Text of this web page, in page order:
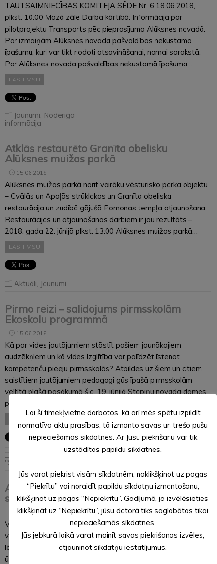
TAUTSAIMNIECĪBAS KOMITEJA SĒDE Nr. 6 18.06.2018,
plkst. 10:00 Mazā zāle Darba kārtībā: Informācija par
pilotprojektu Transports pēc pieprasījuma Alūksnes novadā.
Par izmaiņām Alūksnes novada pašvaldības nekustamo
īpašumu, kuri var tikt nodoti atsavināšanai, nomai sarakstā.
Par Alūksnes novada pašvaldības nekustamā īpašuma…
LASĪT VISU
Jaunumi Noderīga
informācija
Atklās restaurēto Granīta obelisku
Alūksnes muižas parkā
15.06.2018
Alūksnes muižas parkā norit vairāku vēsturisko parka objektu
– Ovālās un Apaļās strūklakas un Granīta obeliska
restaurācija un zudībā gājušā Pomonas tempļa atjaunošana.
Restaurācijas un atjaunošanas darbiem ir jau rezultāts –
2018. gada 22. jūnijā plkst. 13:00 Alūksnes muižas parkā…
LASĪT VISU
Aktuāli Jaunumi
Pirmo reizi – salidojums pirmsskolām
Ekoskolu programmā
15.06.2018
Kā par vides jautājumiem stāstīt pašiem jaunākajiem
audzēkņiem un kā vides izglītība var palīdzēt īstenot
kompetenču pieeju pirmsskolās? Atbildes uz šiem un citiem
saistītiem jautājumiem pedagogi gūs īpašā pirmsskolām
veltītā plašā pasākumā š.g. 19. jūnijā Stopiņu novada domes
pirmsskolas izglītības…
Uzzini kas notiek
"Sprīdītī"
Alūksnes muzejs aicina uz Saulgriežu
saules saukšanu
14.06.2018
Vasaras saulgrieži ir īpašs laiks, kad cilvēks un daba saplūst
vienotā veselumā, kad ikviens zāles stiebriņš, ikviena ūdens
lāse ir spēcinošas saules enerģijas un dzīvības pilni. Saules,
ūdens un dabas enerģija spēj attīrīt, un ne tikai ārēji, bet arī
Lai šī tīmekļvietne darbotos, kā arī mēs spētu izpildīt
normatīvo aktu prasības, tā izmanto savas un trešo pušu
nepieciešamās sīkdatnes. Ar Jūsu piekrišanu var tik
uzstādītas papildu sīkdatnes.
Jūs varat piekrist visām sīkdatnēm, noklikšķinot uz pogas
“Piekrītu” vai noraidīt papildu sīkdatņu izmantošanu,
klikšķinot uz pogas “Nepiekrītu”. Gadījumā, ja izvēlēsieties
klikšķināt uz “Nepiekrītu”, jūsu datorā tiks saglabātas tikai
nepieciešamās sīkdatnes.
Jūs jebkurā laikā varat mainīt savas piekrišanas izvēles,
atjauninot sīkdatņu iestatījumus.